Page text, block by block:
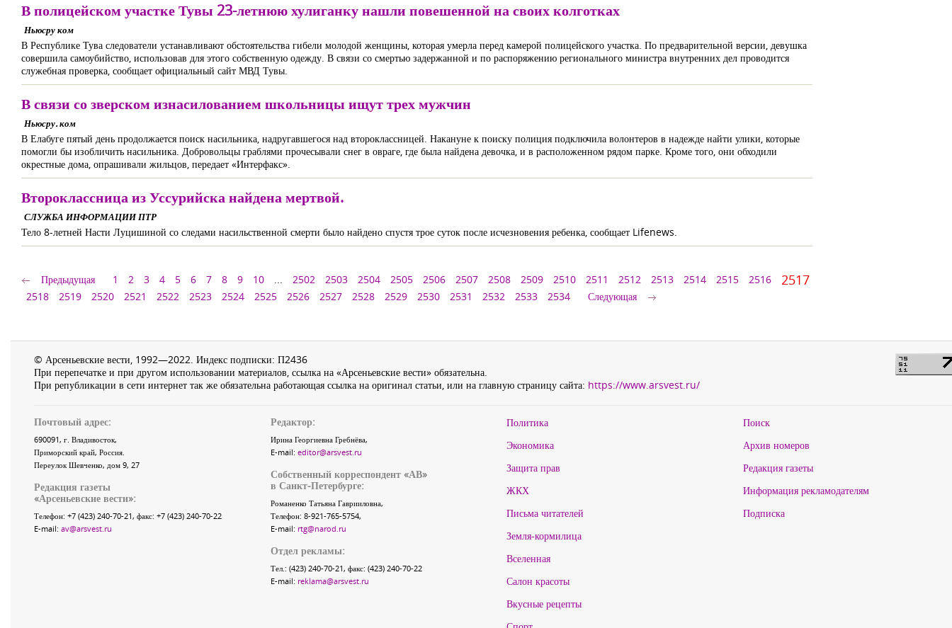
В полицейском участке Тувы 23-летнюю хулиганку нашли повешенной на своих колготках
Ньюсру ком
В Республике Тува следователи устанавливают обстоятельства гибели молодой женщины, которая умерла перед камерой полицейского участка. По предварительной версии, девушка
совершила самоубийство, использовав для этого собственную одежду. В связи со смертью задержанной и по распоряжению регионального министра внутренних дел проводится
служебная проверка, сообщает официальный сайт МВД Тувы.
В связи со зверском изнасилованием школьницы ищут трех мужчин
Ньюсру. ком
В Елабуге пятый день продолжается поиск насильника, надругавшегося над второклассницей. Накануне к поиску полиция подключила волонтеров в надежде найти улики, которые
помогли бы изобличить насильника. Добровольцы граблями прочесывали снег в овраге, где была найдена девочка, и в расположенном рядом парке. Кроме того, они обходили
окрестные дома, опрашивали жильцов, передает «Интерфакс».
Второклассница из Уссурийска найдена мертвой.
СЛУЖБА ИНФОРМАЦИИ ПТР
Тело 8-летней Насти Луцишиной со следами насильственной смерти было найдено спустя трое суток после исчезновения ребенка, сообщает Lifenews.
Предыдущая 1 2 3 4 5 6 7 8 9 10 ... 2502 2503 2504 2505 2506 2507 2508 2509 2510 2511 2512 2513 2514 2515 2516 2517
2518 2519 2520 2521 2522 2523 2524 2525 2526 2527 2528 2529 2530 2531 2532 2533 2534 Следующая
© Арсеньевские вести, 1992—2022. Индекс подписки: П2436
При перепечатке и при другом использовании материалов, ссылка на «Арсеньевские вести» обязательна.
При републикации в сети интернет так же обязательна работающая ссылка на оригинал статьи, или на главную страницу сайта: https://www.arsvest.ru/
Почтовый адрес:
690091, г. Владивосток,
Приморский край, Россия.
Переулок Шевченко, дом 9, 27
Редакция газеты
«Арсеньевские вести»:
Телефон: +7 (423) 240-70-21, факс: +7 (423) 240-70-22
E-mail: av@arsvest.ru
Редактор:
Ирина Георгиевна Гребнёва,
E-mail: editor@arsvest.ru
Собственный корреспондент «АВ»
в Санкт-Петербурге:
Романенко Татьяна Гаврииловна,
Телефон: 8-921-765-5754,
E-mail: rtg@narod.ru
Отдел рекламы:
Тел.: (423) 240-70-21, факс: (423) 240-70-22
E-mail: reklama@arsvest.ru
Политика
Экономика
Защита прав
ЖКХ
Письма читателей
Земля-кормилица
Вселенная
Салон красоты
Вкусные рецепты
Поиск
Архив номеров
Редакция газеты
Информация рекламодателям
Подписка